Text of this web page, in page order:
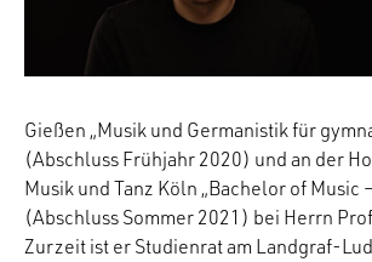
Gießen „Musik und Germanistik für
(Abschluss Frühjahr 2020) und an der
Musik und Tanz Köln „Bachelor of Music
(Abschluss Sommer 2021) bei Herrn
Zurzeit ist er Studienrat am Landgraf-